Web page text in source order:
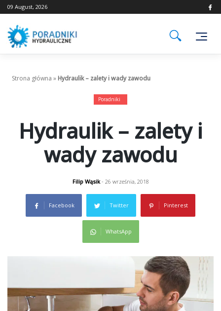
Skip
to
09 August, 2026
Strona główna »Hydraulik – zalety i wady zawodu
Poradniki
Hydraulik – zalety i
wady zawodu
Filip Wąsik- 26 września, 2018
Facebook Twitter Pinterest
WhatsApp